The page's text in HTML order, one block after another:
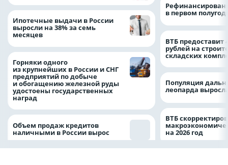
Ипотечные выдачи в России
выросли на 38% за семь
месяцев
Горняки одного
из крупнейших в России и СНГ
предприятий по добыче
и обогащению железной руды
удостоены государственных
наград
Объем продаж кредитов
наличными в России вырос
в первом
ВТБ предоставит
рублей на
складских
Популяция
леопарда
ВТБ
на 2026 год